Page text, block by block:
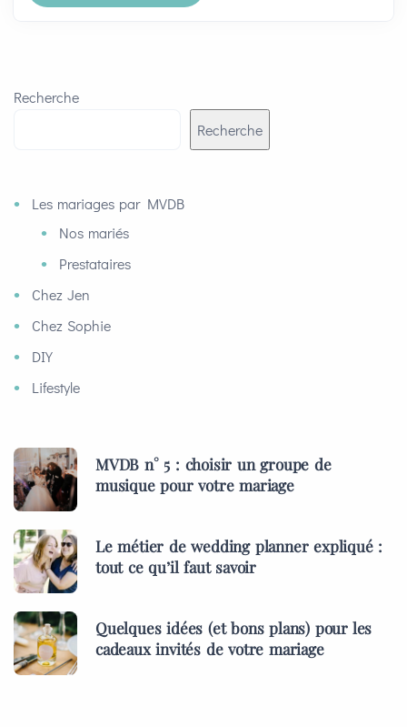
Recherche
Recherche
Les mariages par MVDB
Nos mariés
Prestataires
Chez Jen
Chez Sophie
DIY
Lifestyle
MVDB n° 5 : choisir un groupe de
musique pour votre mariage
Le métier de wedding planner expliqué :
tout ce qu’il faut savoir
Quelques idées (et bons plans) pour les
cadeaux invités de votre mariage